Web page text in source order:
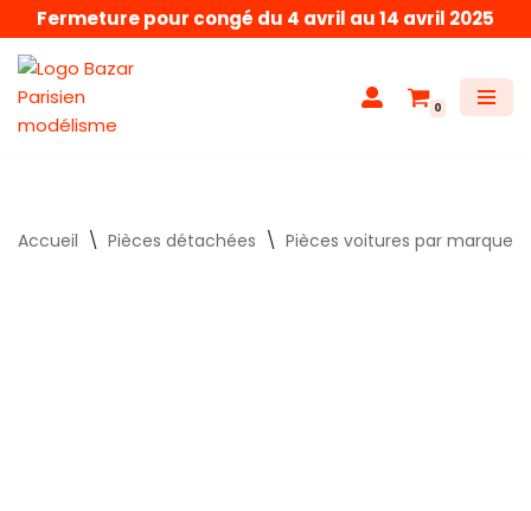
Aller
au
contenu
Fermeture pour congé du 4 avril au 14 avril 2025
0
Accueil \ Pièces détachées \ Pièces voitures par marque